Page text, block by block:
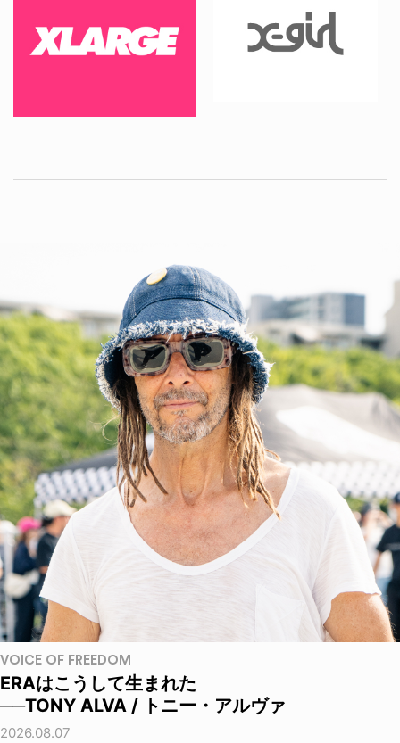
VOICE OF FREEDOM
ERAはこうして生まれた
──TONY ALVA / トニー・アルヴァ
2026.08.07